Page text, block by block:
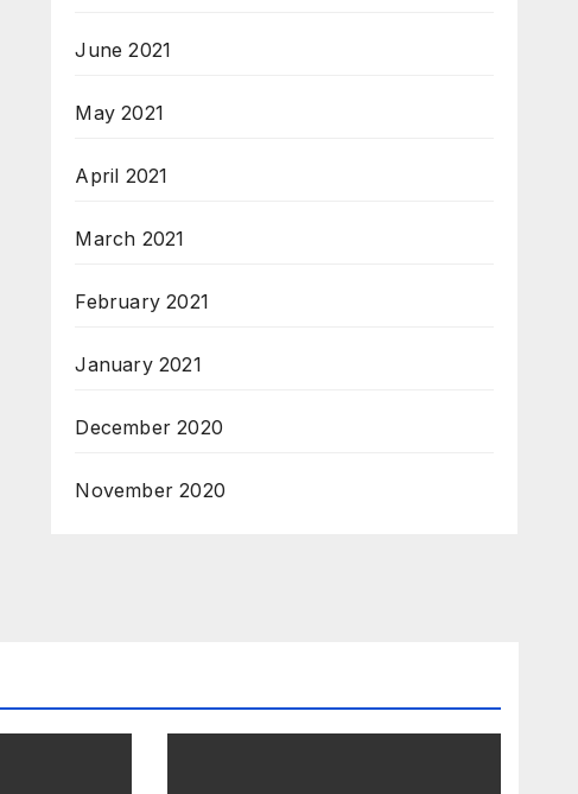
June 2021
May 2021
April 2021
March 2021
February 2021
January 2021
December 2020
November 2020